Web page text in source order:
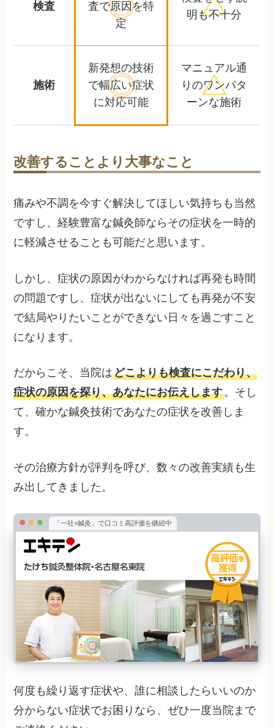
検査
査で原因を特
定
明も不十分
施術
新発想の技術
で幅広い症状
に対応可能
マニュアル通
りのワンパタ
ーンな施術
改善することより大事なこと
痛みや不調を今すぐ解決してほしい気持ちも当然
ですし、経験豊富な鍼灸師ならその症状を一時的
に軽減させることも可能だと思います。
しかし、症状の原因がわからなければ再発も時間
の問題ですし、症状が出ないにしても再発が不安
で結局やりたいことができない日々を過ごすこと
になります。
だからこそ、当院はどこよりも検査にこだわり、
症状の原因を探り、あなたにお伝えします。そし
て、確かな鍼灸技術であなたの症状を改善しま
す。
その治療方針が評判を呼び、数々の改善実績も生
み出してきました。
「一社×鍼灸」で口コミ高評価を継続中
何度も繰り返す症状や、誰に相談したらいいのか
分からない症状でお困りなら、ぜひ一度当院まで